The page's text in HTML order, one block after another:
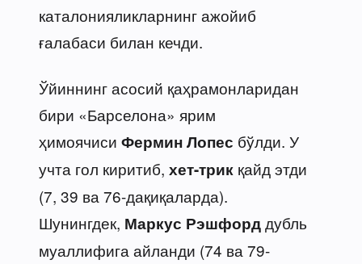
каталонияликларнинг ажойиб
ғалабаси билан кечди.
Ўйиннинг асосий қаҳрамонларидан
бири «Барселона» ярим
ҳимоячиси Фермин Лопес бўлди. У
учта гол киритиб, хет-трик қайд этди
(7, 39 ва 76-дақиқаларда).
Шунингдек, Маркус Рэшфорддубль
муаллифига айланди (74 ва 79-